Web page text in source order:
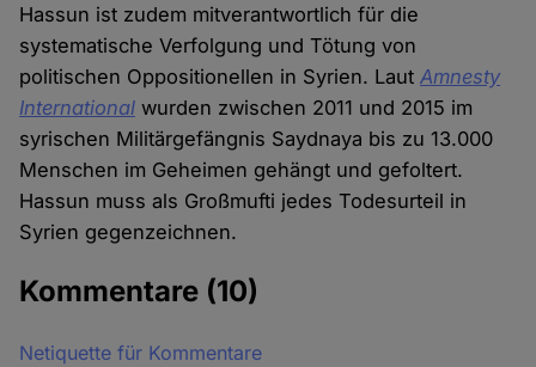
Hassun ist zudem mitverantwortlich für die
systematische Verfolgung und Tötung von
politischen Oppositionellen in Syrien. LautAmnesty
International wurden zwischen 2011 und 2015 im
syrischen Militärgefängnis Saydnaya bis zu 13.000
Menschen im Geheimen gehängt und gefoltert.
Hassun muss als Großmufti jedes Todesurteil in
Syrien gegenzeichnen.
Kommentare (10)
Netiquette für Kommentare